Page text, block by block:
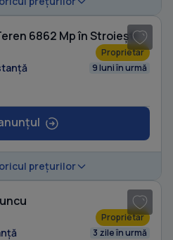
6862 Mp în Stroiești
Proprietar
9 luni în urmă
prețurilor
Proprietar
3 zile în urmă